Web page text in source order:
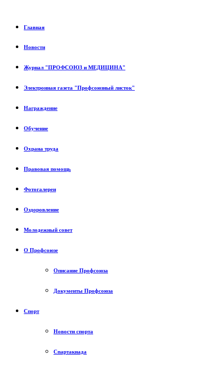
Главная
Новости
Журнал "ПРОФСОЮЗ и МЕДИЦИНА"
Электронная газета "Профсоюзный листок"
Награждение
Обучение
Охрана труда
Правовая помощь
Фотогалереи
Оздоровление
Молодежный совет
О Профсоюзе
Описание Профсоюза
Документы Профсоюза
Спорт
Новости спорта
Спартакиада